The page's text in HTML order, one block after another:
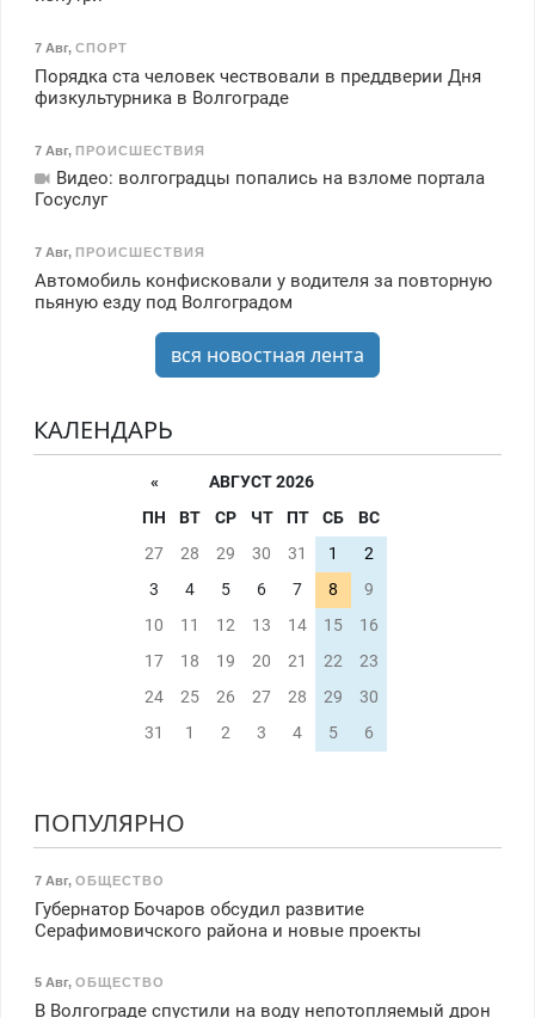
7 Авг, СПОРТ
Порядка ста человек чествовали в преддверии Дня
физкультурника в Волгограде
7 Авг, ПРОИСШЕСТВИЯ
Видео: волгоградцы попались на взломе портала
Госуслуг
7 Авг, ПРОИСШЕСТВИЯ
Автомобиль конфисковали у водителя за повторную
пьяную езду под Волгоградом
вся новостная лента
КАЛЕНДАРЬ
«
АВГУСТ 2026
ПН
ВТ СР ЧТ ПТ СБ
ВС
27
28 29 30 31 1
2
3
4 5 6 7 8
9
10
11 12 13 14 15
16
17
18 19 20 21 22
23
24
25 26 27 28 29
30
31
1 2 3 4 5 6
ПОПУЛЯРНО
7 Авг, ОБЩЕСТВО
Губернатор Бочаров обсудил развитие
Серафимовичского района и новые проекты
5 Авг, ОБЩЕСТВО
В Волгограде спустили на воду непотопляемый дрон